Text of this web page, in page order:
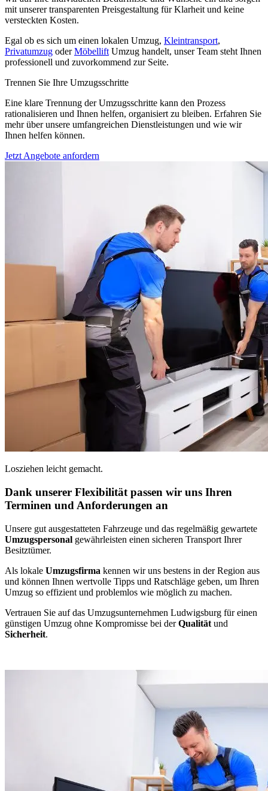
mit unserer transparenten Preisgestaltung für Klarheit und keine
versteckten Kosten.
Egal ob es sich um einen lokalen Umzug, Kleintransport,
Privatumzug oderMöbellift Umzug handelt, unser Team steht Ihnen
professionell und zuvorkommend zur Seite.
Trennen Sie Ihre Umzugsschritte
Eine klare Trennung der Umzugsschritte kann den Prozess
rationalisieren und Ihnen helfen, organisiert zu bleiben. Erfahren Sie
mehr über unsere umfangreichen Dienstleistungen und wie wir
Ihnen helfen können.
Jetzt Angebote anfordern
Losziehen leicht gemacht.
Dank unserer Flexibilität passen wir uns Ihren
Terminen und Anforderungen an
Unsere gut ausgestatteten Fahrzeuge und das regelmäßig gewartete
Umzugspersonal gewährleisten einen sicheren Transport Ihrer
Besitztümer.
Als lokale Umzugsfirma kennen wir uns bestens in der Region aus
und können Ihnen wertvolle Tipps und Ratschläge geben, um Ihren
Umzug so effizient und problemlos wie möglich zu machen.
Vertrauen Sie auf das Umzugsunternehmen Ludwigsburg für einen
günstigen Umzug ohne Kompromisse bei derQualität und
Sicherheit.